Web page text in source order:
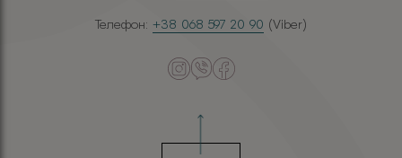
Телефон: +38 068 597 20 90 (Viber)